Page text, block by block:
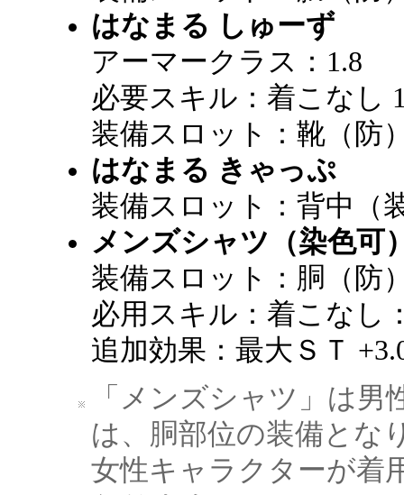
はなまる しゅーず
アーマークラス：1.8
必要スキル：着こなし
装備スロット：靴（防
はなまる きゃっぷ
装備スロット：背中（
メンズシャツ（染色可
装備スロット：胴（防
必用スキル：着こなし
追加効果：最大ＳＴ
「メンズシャツ」は
は、胴部位の装備とな
女性キャラクターが着